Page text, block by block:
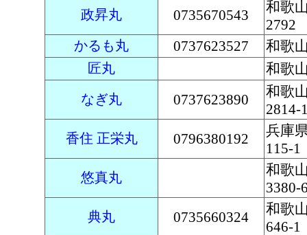
政昇丸 0735670543
和歌
2792
かるも丸 0737623527 和歌
匠丸 和歌
なぎ丸 0737623890
和歌
2814-
香住 正栄丸 0796380192
兵庫
115-1
悠真丸
和歌
3380-
典丸 0735660324
和歌
646-1